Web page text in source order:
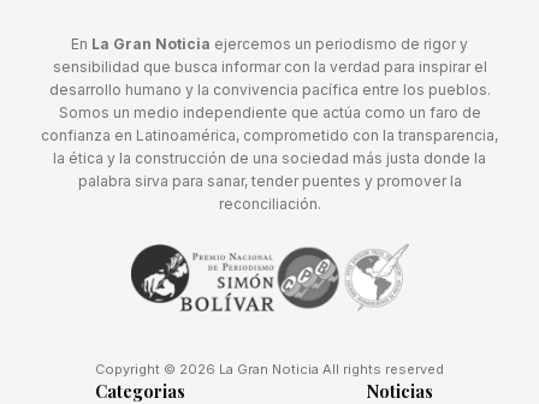
En La Gran Noticia ejercemos un periodismo de rigor y
sensibilidad que busca informar con la verdad para inspirar el
desarrollo humano y la convivencia pacífica entre los pueblos.
Somos un medio independiente que actúa como un faro de
confianza en Latinoamérica, comprometido con la transparencia,
la ética y la construcción de una sociedad más justa donde la
palabra sirva para sanar, tender puentes y promover la
reconciliación.
Copyright © 2026 La Gran Noticia All rights reserved
Categorias Noticias